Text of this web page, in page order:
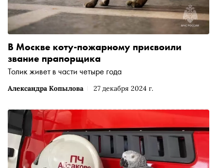
Александра Копылова 27 декабря 2024 г.
В Москве коту-пожарному присвоили
звание прапорщика
Толик живет в части четыре года